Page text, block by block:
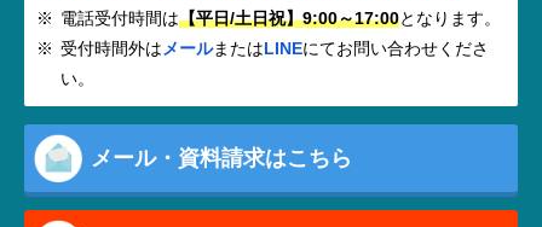
電話受付時間は【平日/土日祝】9:00～17:00となります。
受付時間外はメールまたはLINEにてお問い合わせくださ
い。
メール・資料請求はこちら